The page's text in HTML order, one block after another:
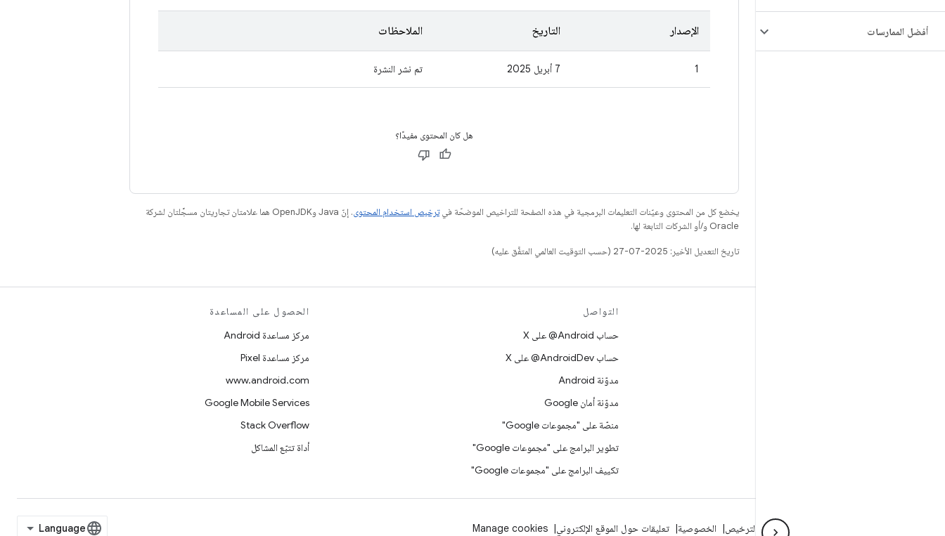
أفضل الممارسات الإصدار التاريخ الملاحظات
1 7 أبريل 2025 تم نشر النشرة
هل كان المحتوى مفيدًا؟
يخضع كل من المحتوى وعيّنات التعليمات البرمجية في هذه الصفحة للتراخيص الموضحّة فيترخيص استخدام المحتوى
. إنّ Java وOpenJDK هما علامتان تجاريتان مسجَّلتان لشركة
Oracle و/أو الشركات التابعة لها.
تاريخ التعديل الأخير: 2025-07-27 (حسب التوقيت العالمي المتفَّق عليه)
التواصل
حساب ‎@Android على X
حساب ‎@AndroidDev على X
مدوّنة Android
مدوّنة أمان Google
منصّة على "مجموعات Google"
تطوير البرامج على "مجموعات Google"
تكييف البرامج على "مجموعات Google"
الحصول على المساعدة
مركز مساعدة Android
مركز مساعدة Pixel
www.android.com
Google Mobile Services
Stack Overflow
أداة تتبّع المشاكل
شؤون قانونية الترخيص الخصوصية تعليقات حول الموقع الإلكتروني Manage cookies